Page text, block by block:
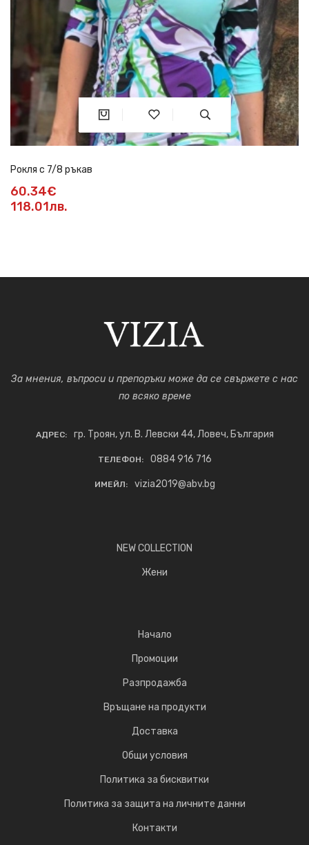
Рокля с 7/8 ръкав
60.34€
118.01лв.
За мнения, въпроси и препоръки може да се свържете с нас
по всяко време
АДРЕС: гр. Троян, ул. В. Левски 44, Ловеч, България
ТЕЛЕФОН: 0884 916 716
ИМЕЙЛ: vizia2019@abv.bg
NEW COLLECTION
Жени
Начало
Промоции
Разпродажба
Връщане на продукти
Доставка
Общи условия
Политика за бисквитки
Политика за защита на личните данни
Контакти